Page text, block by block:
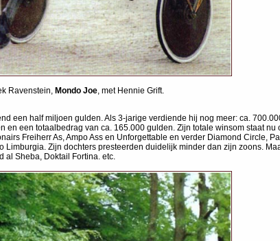
Ravenstein, Mondo Joe, met Hennie Grift.
een half miljoen gulden. Als 3-jarige verdiende hij nog meer: ca.
een totaalbedrag van ca. 165.000 gulden. Zijn totale winsom staat
Freiherr As, Ampo Ass en Unforgettable en verder Diamond Circle,
Zijn dochters presteerden duidelijk minder dan zijn zoons.
al Sheba, Doktail Fortina. etc.